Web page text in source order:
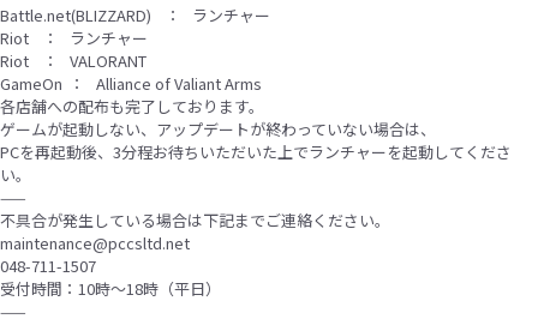
Battle.net(BLIZZARD) ： ランチャー
Riot ： ランチャー
Riot ： VALORANT
GameOn ： Alliance of Valiant Arms
各店舗への配布も完了しております。
ゲームが起動しない、アップデートが終わっていない場合は、
PCを再起動後、3分程お待ちいただいた上でランチャーを起動してくださ
い。
——
不具合が発生している場合は下記までご連絡ください。
maintenance@pccsltd.net
048-711-1507
受付時間：10時〜18時（平日）
——